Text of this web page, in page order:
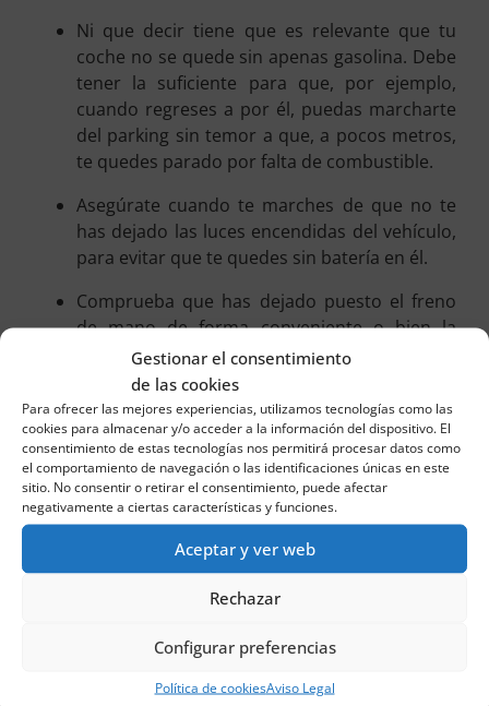
Gestionar el consentimiento
de las cookies
Para ofrecer las mejores experiencias, utilizamos tecnologías como las
cookies para almacenar y/o acceder a la información del dispositivo. El
consentimiento de estas tecnologías nos permitirá procesar datos como
el comportamiento de navegación o las identificaciones únicas en este
sitio. No consentir o retirar el consentimiento, puede afectar
negativamente a ciertas características y funciones.
Aceptar y ver web
Rechazar
Configurar preferencias
Política de cookiesAviso Legal
Ni que decir tiene que es relevante que tu
coche no se quede sin apenas gasolina. Debe
tener la suficiente para que, por ejemplo,
cuando regreses a por él, puedas marcharte
del parking sin temor a que, a pocos metros,
te quedes parado por falta de combustible.
Asegúrate cuando te marches de que no te
has dejado las luces encendidas del vehículo,
para evitar que te quedes sin batería en él.
Comprueba que has dejado puesto el freno
de mano de forma conveniente o bien la
posición parking, en el caso de que tengas un
vehículo automático.
Revista igualmente que lo dejas bien cerrado
y que no te olvidas ningún elemento
importante que necesites dentro de él.
Si va a estar al aire libre, es una buena opción
que le dejes puesto un parasol en la parte
delantera. De este modo, evitarás que
cuando vuelvas a por él, apenas puedas coger
Además, es una medida significativa para